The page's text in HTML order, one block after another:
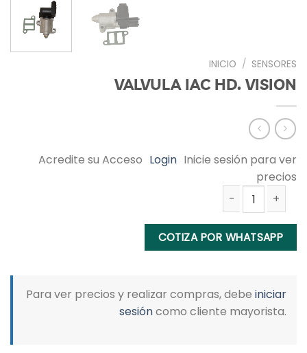
INICIO / SENSORES
VALVULA IAC HD. VISION
Acredite su Acceso Login Inicie sesión para ver
precios
COTIZA POR WHATSAPP
Para ver precios y realizar compras, debe iniciar
sesióncomo cliente mayorista.